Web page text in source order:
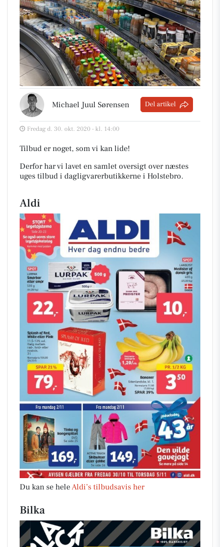
Michael Juul Sørensen Del artikel
Fredag d. 30. okt. 2020 - kl. 14:00
Tilbud er noget, som vi kan lide!
Derfor har vi lavet en samlet oversigt over næstes
uges tilbud i dagligvarerbutikkerne i Holstebro.
Aldi
Du kan se heleAldi’s tilbudsavis her
Bilka